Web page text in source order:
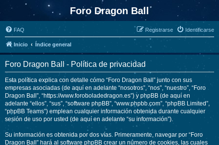
Foro Dragon Ball
FAQ Identificarse
Registrarse
Inicio Índice general
Foro Dragon Ball - Política de privacidad
Esta política explica con detalle cómo “Foro Dragon Ball” junto con sus
empresas asociadas (de aquí en adelante “nosotros”, “nos”, “nuestro”, “Foro
Dragon Ball”, “https://www.foroboladedragon.es”) y phpBB (de aquí en
adelante “ellos”, “sus”, “software phpBB”, “www.phpbb.com”, “phpBB Limited”,
“phpBB Teams”) emplean cualquier información obtenida durante cualquier
sesión de uso por usted (de aquí en adelante “su información”).
Su información es obtenida por dos vías. Primeramente, navegar por “Foro
Dragon Ball” hará al software phpBB crear un número de cookies, las cuales